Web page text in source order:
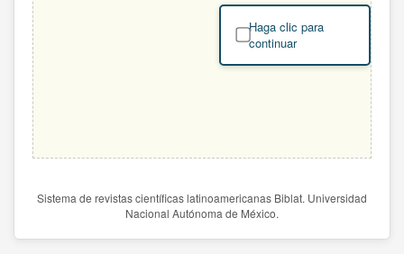
Haga clic para
continuar
Sistema de revistas científicas latinoamericanas Biblat. Universidad
Nacional Autónoma de México.